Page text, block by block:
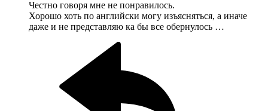
Честно говоря мне не понравилось.
Хорошо хоть по английски могу изъясняться, а иначе
даже и не представляю ка бы все обернулось …